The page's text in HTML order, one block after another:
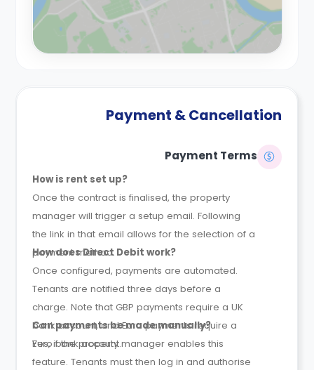
Payment & Cancellation
Payment Terms
How is rent set up?
Once the contract is finalised, the property
manager will trigger a setup email. Following
the link in that email allows for the selection of a
payment method.
How does Direct Debit work?
Once configured, payments are automated.
Tenants are notified three days before a
charge. Note that GBP payments require a UK
bank account, and Euro payments require a
Euro bank account.
Can payments be made manually?
Yes, if the property manager enables this
feature. Tenants must then log in and authorise